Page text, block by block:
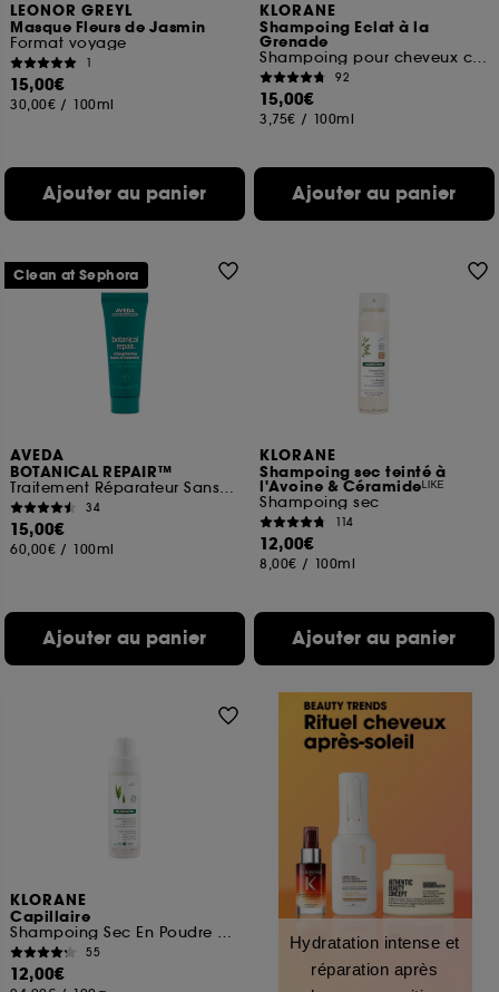
LEONOR GREYL
Masque Fleurs de Jasmin
Format voyage
1
15,00€
30,00€ / 100ml
Ajouter au panier
KLORANE
Shampoing Eclat à la
Grenade
Shampoing pour cheveux colorés
92
15,00€
3,75€ / 100ml
Ajouter au panier
AVEDA
BOTANICAL REPAIR™
Traitement Réparateur Sans Rinçage
34
15,00€
60,00€ / 100ml
Ajouter au panier
Clean at Sephora
KLORANE
Shampoing sec teinté à
l'Avoine & Céramideᴸᴵᴷᴱ
Shampoing sec
114
12,00€
8,00€ / 100ml
Ajouter au panier
KLORANE
Capillaire
Shampoing Sec En Poudre Extra-Doux Au Lait d’Avoine Sans Gaz
55
12,00€
Hydratation intense et
réparation après